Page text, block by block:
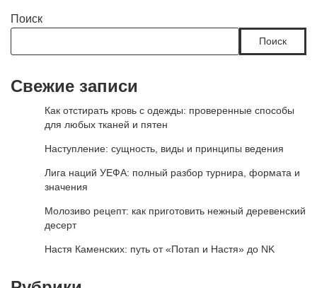
записей
Поиск
Поиск
Свежие записи
Как отстирать кровь с одежды: проверенные способы
для любых тканей и пятен
Наступление: сущность, виды и принципы ведения
Лига наций УЕФА: полный разбор турнира, формата и
значения
Молозиво рецепт: как приготовить нежный деревенский
десерт
Настя Каменских: путь от «Потап и Настя» до NK